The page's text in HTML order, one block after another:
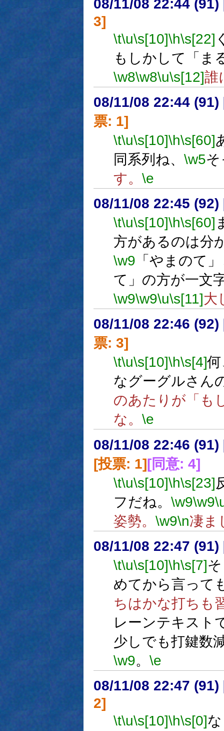
08/11/08 22:44 (91)
3]
\t\u\s[10]\h\s[22]
もしかして「ま
\w8\w8\u\s[12]誰
08/11/08 22:44 (91)
票: 1]
\t\u\s[10]\h\s[60]
同系列ね、 \w5
す。 \e
08/11/08 22:45 (92)
\t\u\s[10]\h\s[60]
方があるのは分
\w9 「やまのて
て」の方が一文
\w9\w9\u\s[11]大
08/11/08 22:46 (92)
票: 3]
\t\u\s[10]\h\s[4]
なグーグルさん
のあたりが「も
な。 \e
08/11/08 22:46 (91)
[投票: 1][同意: 4]
\t\u\s[10]\h\s[23]
フだね。 \w9\w9
姿勢。 \w9\n凄ま
08/11/08 22:47 (91)
\t\u\s[10]\h\s[7]
めてから言って
ちはかな打ちも
レーンテキスト
少しでも打鍵数
\w9。 \e
08/11/08 22:47 (91)
2]
\t\u\s[10]\h\s[0]